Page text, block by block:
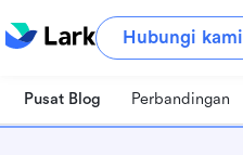
Hubungi kami
Pusat Blog Perbandingan